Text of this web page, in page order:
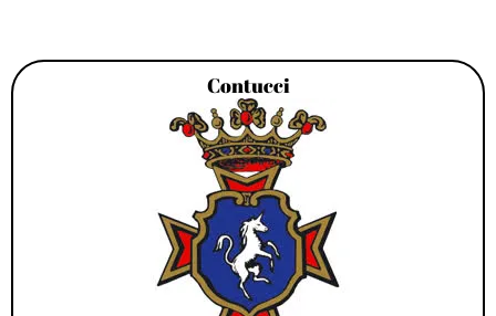
Contucci